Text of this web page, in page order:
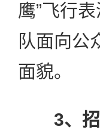
鹰”飞行
队面向公
面貌。
3、